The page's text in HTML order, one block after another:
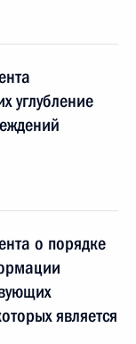
углубление
о порядке
является